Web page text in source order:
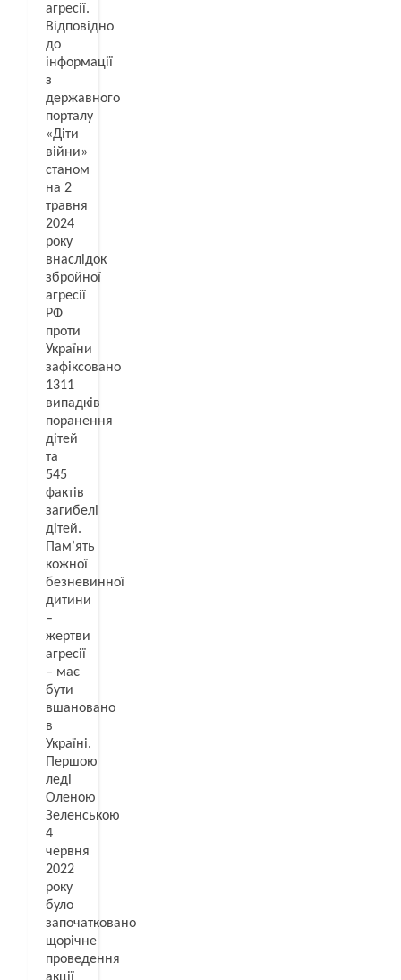
агресії.
Відповідно
до
інформації
з
державного
порталу
«Діти
війни»
станом
на 2
травня
2024
року
внаслідок
збройної
агресії
РФ
проти
України
зафіксовано
1311
випадків
поранення
дітей
та
545
фактів
загибелі
дітей.
Пам’ять
кожної
безневинної
дитини
–
жертви
агресії
– має
бути
вшановано
в
Україні.
Першою
леді
Оленою
Зеленською
4
червня
2022
року
було
започатковано
щорічне
проведення